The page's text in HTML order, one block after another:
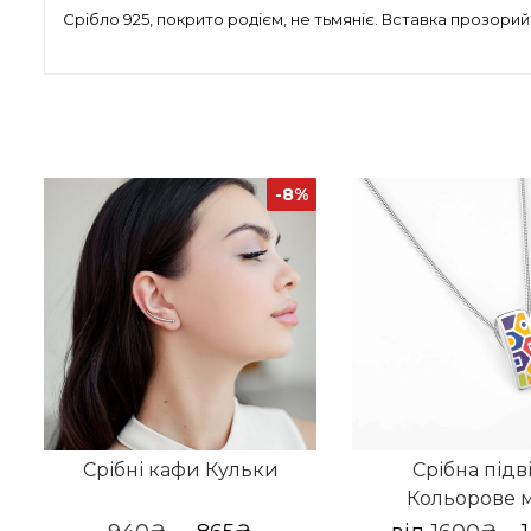
Срібло 925, покрито родієм, не тьмяніє. Вставка
-8%
Срібні кафи Кульки
Срібна
Кольорове